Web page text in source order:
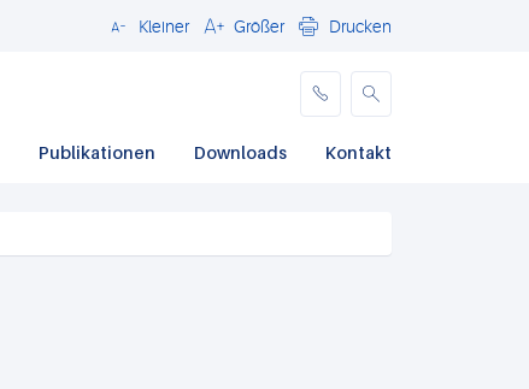
Schließen
Kleiner Größer Drucken
Publikationen Downloads Kontakt